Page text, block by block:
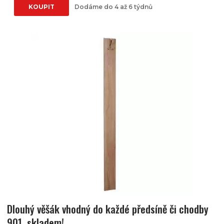
KOUPIT Dodáme do 4 až 6 týdnů
Dlouhý věšák vhodný do každé předsíně či chodby